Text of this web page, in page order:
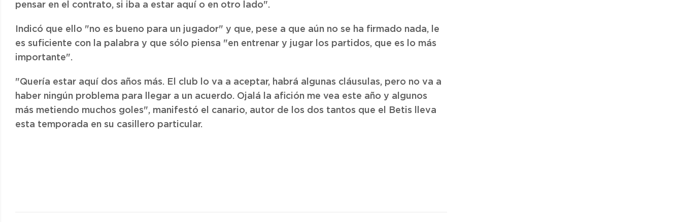
pensar en el contrato, si iba a estar aquí o en otro lado".
Indicó que ello "no es bueno para un jugador" y que, pese a que aún no se ha firmado nada, le
es suficiente con la palabra y que sólo piensa "en entrenar y jugar los partidos, que es lo más
importante".
"Quería estar aquí dos años más. El club lo va a aceptar, habrá algunas cláusulas, pero no va a
haber ningún problema para llegar a un acuerdo. Ojalá la afición me vea este año y algunos
más metiendo muchos goles", manifestó el canario, autor de los dos tantos que el Betis lleva
esta temporada en su casillero particular.